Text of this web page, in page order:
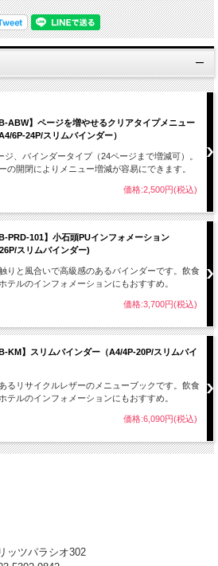
B-ABW】ページを増やせるクリアタイプメニュー
6P-24P/スリムバインダー）
ジ、バインダータイプ（24ページまで増減可）。
の開閉によりメニュー増減が容易にできます。
価格:2,500円(税込)
B-PRD-101】小石頭PUインフォメーション
スリムバインダー)
りと風合いで高級感のあるバインダーです。飲食
テルのインフォメーションにもおすすめ。
価格:3,700円(税込)
B-KM】スリムバインダー（A4/4P-20P/スリムバイ
るリサイクルレザーのメニューブックです。飲食
テルのインフォメーションにもおすすめ。
価格:6,090円(税込)
ッツパラシオ302